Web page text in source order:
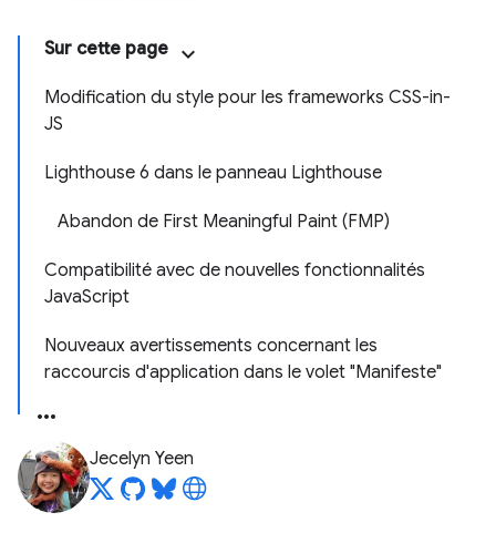
Sur cette page
Modification du style pour les frameworks CSS-in-
JS
Lighthouse 6 dans le panneau Lighthouse
Abandon de First Meaningful Paint (FMP)
Compatibilité avec de nouvelles fonctionnalités
JavaScript
Nouveaux avertissements concernant les
raccourcis d'application dans le volet "Manifeste"
Jecelyn Yeen